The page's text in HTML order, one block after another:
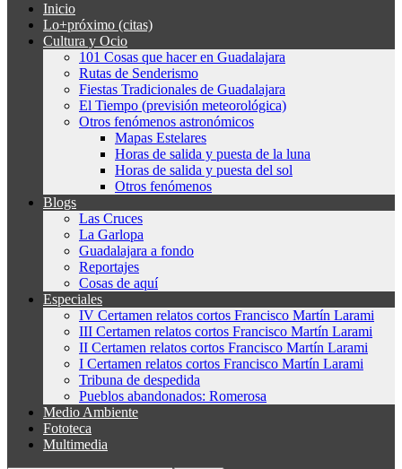
Inicio
Lo+próximo (citas)
Cultura y Ocio
101 Cosas que hacer en Guadalajara
Rutas de Senderismo
Fiestas Tradicionales de Guadalajara
El Tiempo (previsión meteorológica)
Otros fenómenos astronómicos
Mapas Estelares
Horas de salida y puesta de la luna
Horas de salida y puesta del sol
Otros fenómenos
Blogs
Las Cruces
La Garlopa
Guadalajara a fondo
Reportajes
Cosas de aquí
Especiales
IV Certamen relatos cortos Francisco Martín Larami
III Certamen relatos cortos Francisco Martín Larami
II Certamen relatos cortos Francisco Martín Larami
I Certamen relatos cortos Francisco Martín Larami
Tribuna de despedida
Pueblos abandonados: Romerosa
Medio Ambiente
Fototeca
Multimedia